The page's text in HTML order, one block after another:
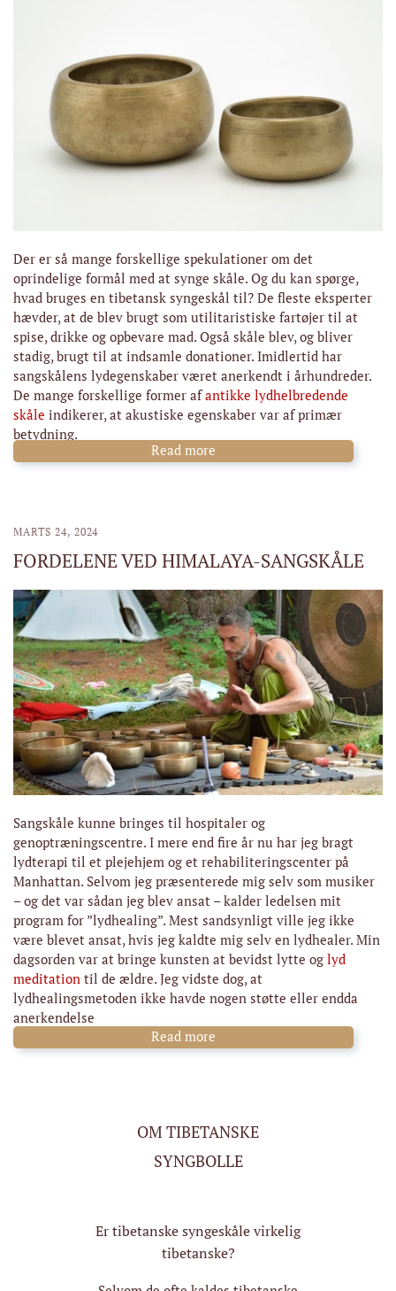
Der er så mange forskellige spekulationer om det
oprindelige formål med at synge skåle. Og du kan spørge,
hvad bruges en tibetansk syngeskål til? De fleste eksperter
hævder, at de blev brugt som utilitaristiske fartøjer til at
spise, drikke og opbevare mad. Også skåle blev, og bliver
stadig, brugt til at indsamle donationer. Imidlertid har
sangskålens lydegenskaber været anerkendt i århundreder.
De mange forskellige former afantikke lydhelbredende
skåle indikerer, at akustiske egenskaber var af primær
betydning.
Read more
MARTS 24, 2024
FORDELENE VED HIMALAYA-SANGSKÅLE
Sangskåle kunne bringes til hospitaler og
genoptræningscentre. I mere end fire år nu har jeg bragt
lydterapi til et plejehjem og et rehabiliteringscenter på
Manhattan. Selvom jeg præsenterede mig selv som musiker
– og det var sådan jeg blev ansat – kalder ledelsen mit
program for ”lydhealing”. Mest sandsynligt ville jeg ikke
være blevet ansat, hvis jeg kaldte mig selv en lydhealer. Min
dagsorden var at bringe kunsten at bevidst lytte og lyd
meditation til de ældre. Jeg vidste dog, at
lydhealingsmetoden ikke havde nogen støtte eller endda
anerkendelse
Read more
OM TIBETANSKE
SYNGBOLLE
Er tibetanske syngeskåle virkelig
tibetanske?